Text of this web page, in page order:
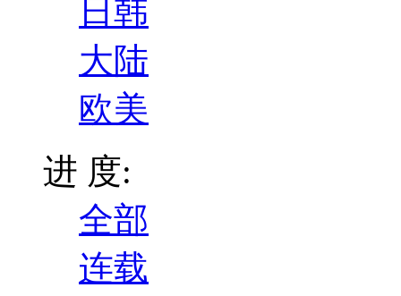
日韩
大陆
欧美
进 度:
全部
连载